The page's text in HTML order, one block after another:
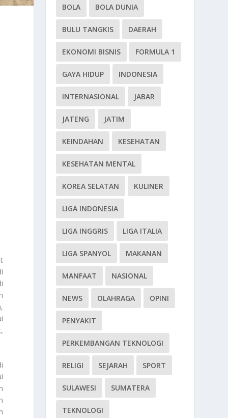
BOLA BOLA DUNIA
BULU TANGKIS DAERAH
EKONOMI BISNIS FORMULA 1
GAYA HIDUP INDONESIA
INTERNASIONAL JABAR
JATENG JATIM
KEINDAHAN KESEHATAN
KESEHATAN MENTAL
KOREA SELATAN KULINER
LIGA INDONESIA
LIGA INGGRIS LIGA ITALIA
LIGA SPANYOL MAKANAN
MANFAAT NASIONAL
NEWS OLAHRAGA OPINI
PENYAKIT
PERKEMBANGAN TEKNOLOGI
RELIGI SEJARAH SPORT
SULAWESI SUMATERA
TEKNOLOGI